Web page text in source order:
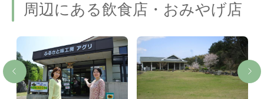
周辺にある飲食店・おみやげ店